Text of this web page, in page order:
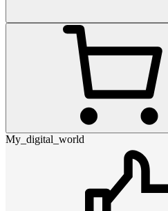
My_digital_world